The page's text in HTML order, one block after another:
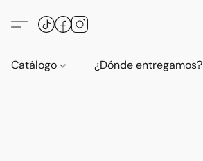
Catálogo ¿Dónde entregamos?